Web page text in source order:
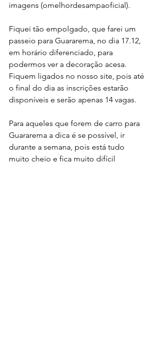
imagens (omelhordesampaoficial).
Fiquei tão empolgado, que farei um
passeio para Guararema, no dia 17.12,
em horário diferenciado, para
podermos ver a decoração acesa.
Fiquem ligados no nosso site, pois até
o final do dia as inscrições estarão
disponíveis e serão apenas 14 vagas.
Para aqueles que forem de carro para
Guararema a dica é se possível, ir
durante a semana, pois está tudo
muito cheio e fica muito difícil